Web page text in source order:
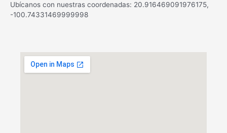
Ubícanos con nuestras coordenadas: 20.916469091976175,
-100.74331469999998